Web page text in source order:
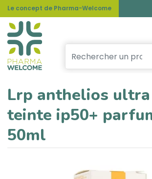
Le concept de Pharma-Welcome
Lrp anthelios ultra
teinte ip50+
50ml